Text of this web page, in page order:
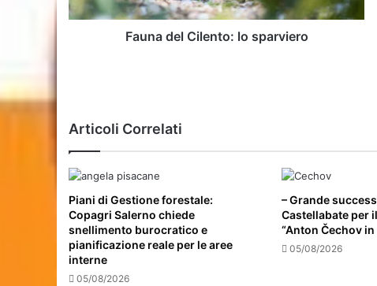
Fauna del Cilento: lo sparviero
Articoli Correlati
Piani di Gestione forestale:
Copagri Salerno chiede
snellimento burocratico e
pianificazione reale per le aree
interne
05/08/2026
– Grande
Castellabate per
“Anton Čechov in
05/08/2026